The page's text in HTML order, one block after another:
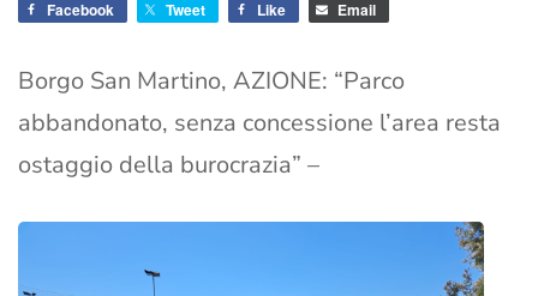
Facebook Tweet Like Email
Borgo San Martino, AZIONE: “Parco
abbandonato, senza concessione l’area resta
ostaggio della burocrazia” –